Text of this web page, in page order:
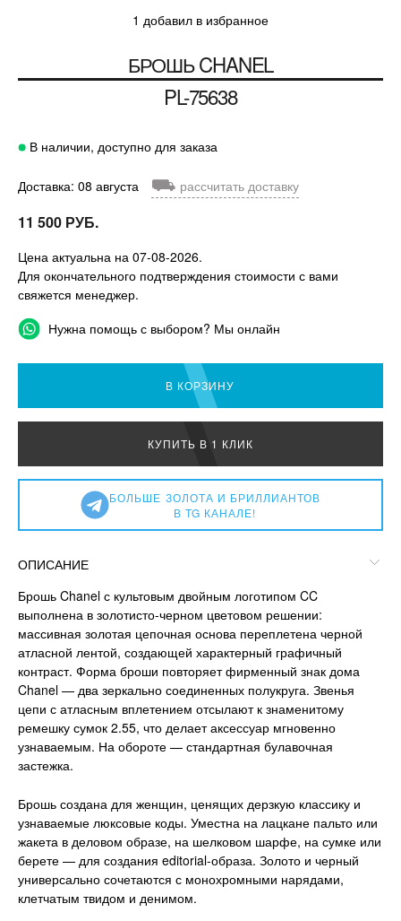
1 добавил в избранное
БРОШЬCHANEL
PL-75638
В наличии, доступно для заказа
Доставка: 08 августа ⛟ рассчитать доставку
11 500 РУБ.
Цена актуальна на 07-08-2026.
Для окончательного подтверждения стоимости с вами
свяжется менеджер.
Нужна помощь с выбором? Мы онлайн
В КОРЗИНУ
КУПИТЬ В 1 КЛИК
БОЛЬШЕ ЗОЛОТА И БРИЛЛИАНТОВ
В TG КАНАЛЕ!
ОПИСАНИЕ
Брошь Chanel с культовым двойным логотипом CC
выполнена в золотисто-черном цветовом решении:
массивная золотая цепочная основа переплетена черной
атласной лентой, создающей характерный графичный
контраст. Форма броши повторяет фирменный знак дома
Chanel — два зеркально соединенных полукруга. Звенья
цепи с атласным вплетением отсылают к знаменитому
ремешку сумок 2.55, что делает аксессуар мгновенно
узнаваемым. На обороте — стандартная булавочная
застежка.
Брошь создана для женщин, ценящих дерзкую классику и
узнаваемые люксовые коды. Уместна на лацкане пальто или
жакета в деловом образе, на шелковом шарфе, на сумке или
берете — для создания editorial-образа. Золото и черный
универсально сочетаются с монохромными нарядами,
клетчатым твидом и денимом.